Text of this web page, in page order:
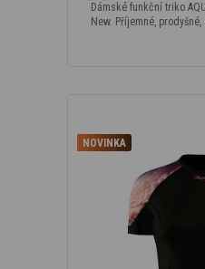
Dámské funkční triko
New. Příjemné,
NOVINKA